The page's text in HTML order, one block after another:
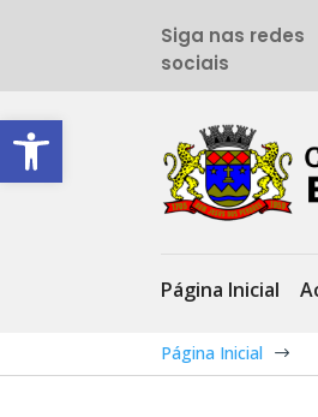
Barra de Ferramentas Aberta
Siga nas redes
sociais
Página Inicial
Página Inicial $